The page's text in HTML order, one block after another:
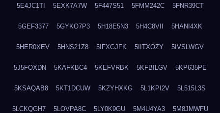
5E4JC1TI 5EXK7A7W 5F447S51 5FMM242C 5FNR39CT
5GEF3377 5GYKO7P3 5H18E5N3 5H4C8VII 5HANI4XK
5HER0XEV 5HNS21Z8 5IFXGJFK 5IITXOZY 5IVSLWGV
5J5FOXDN 5KAFKBC4 5KEFVRBK 5KFBILGV 5KP635PE
5KSAQAB8 5KT1DCUW 5KZYHXKG 5L1KPI2V 5L515L3S
5LCKQGH7 5LOVPA8C 5LY0K9GU 5M4U4YA3 5M8JMWFU